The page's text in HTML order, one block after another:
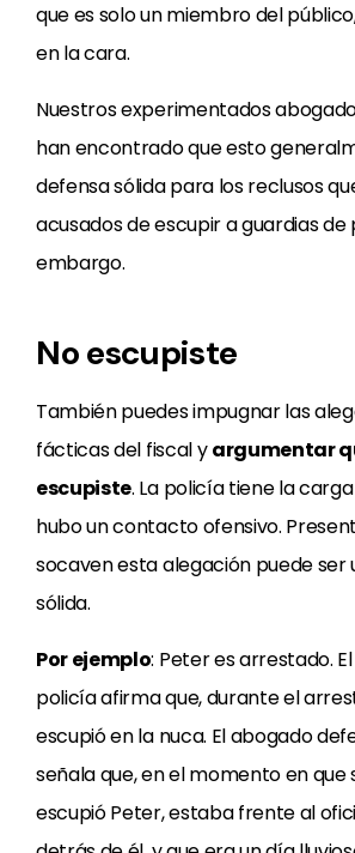
que es solo un miembro del
en la cara.
Nuestros experimentados
han encontrado que esto
defensa sólida para los reclusos
acusados de escupir a guardias de
embargo.
No escupiste
También puedes impugnar las
fácticas del fiscal yargumentar
escupiste. La policía tiene la
hubo un contacto ofensivo.
socaven esta alegación puede ser
sólida.
Por ejemplo: Peter es arrestado.
policía afirma que, durante el
escupió en la nuca. El abogado
señala que, en el momento en
escupió Peter, estaba frente al